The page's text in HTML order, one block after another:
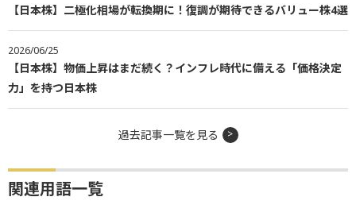
【日本株】二極化相場が転換期に！復調が期待できるバリュー株4選
2026/06/25
【日本株】物価上昇はまだ続く？インフレ時代に備える「価格決定
力」を持つ日本株
過去記事一覧を見る
関連用語一覧